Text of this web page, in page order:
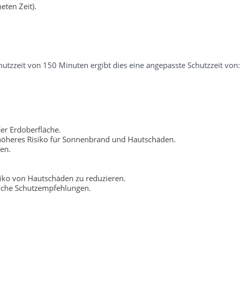
Zeit).
von 150 Minuten ergibt dies eine angepasste Schutzzeit von:
Erdoberfläche.
Risiko für Sonnenbrand und Hautschäden.
von Hautschäden zu reduzieren.
Schutzempfehlungen.